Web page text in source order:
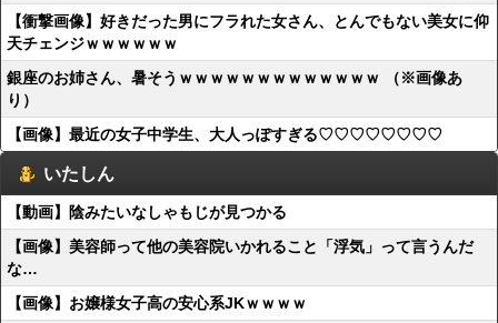
【衝撃画像】好きだった男にフラれた女さん、とんでもない美女に仰
天チェンジｗｗｗｗｗｗ
銀座のお姉さん、暑そうｗｗｗｗｗｗｗｗｗｗｗｗｗ （※画像あ
り）
【画像】最近の女子中学生、大人っぽすぎる♡♡♡♡♡♡♡♡
いたしん
【動画】陰みたいなしゃもじが見つかる
【画像】美容師って他の美容院いかれること「浮気」って言うんだ
な…
【画像】お嬢様女子高の安心系JKｗｗｗｗ